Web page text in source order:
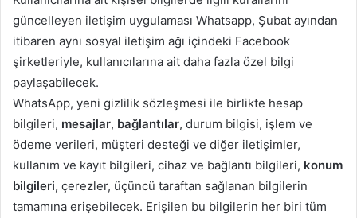
güncelleyen iletişim uygulaması Whatsapp, Şubat ayından
itibaren aynı sosyal iletişim ağı içindeki Facebook
şirketleriyle, kullanıcılarına ait daha fazla özel bilgi
paylaşabilecek.
WhatsApp, yeni gizlilik sözleşmesi ile birlikte hesap
bilgileri, mesajlar, bağlantılar, durum bilgisi, işlem ve
ödeme verileri, müşteri desteği ve diğer iletişimler,
kullanım ve kayıt bilgileri, cihaz ve bağlantı bilgileri, konum
bilgileri, çerezler, üçüncü taraftan sağlanan bilgilerin
tamamına erişebilecek. Erişilen bu bilgilerin her biri tüm